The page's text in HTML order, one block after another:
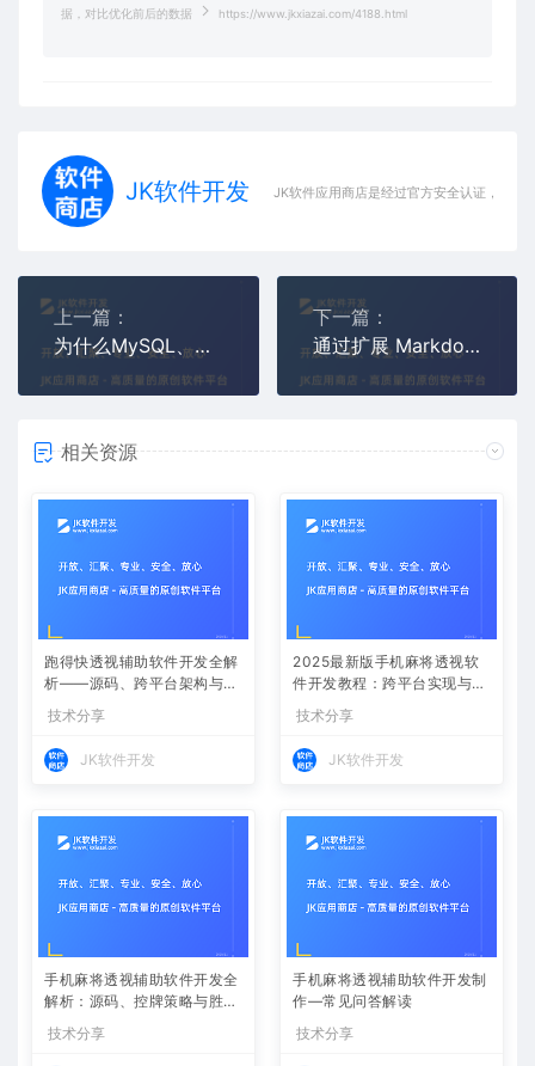
据，对比优化前后的数据 https://www.jkxiazai.com/4188.html
JK软件开发 JK软件应用商店是经过官方安全认证，保障
上一篇：
为什么MySQL、MongoDB、Clickhouse都用，分别用在什么场景
下一篇：
通过扩展 Markdown 渲染规则和使用正则表达式，我们为用户提供了更加简洁的写作体验
相关资源
跑得快透视辅助软件开发全解
析——源码、跨平台架构与控
牌算法
技术分享
JK软件开发
2025最新版手机麻将透视软
件开发教程：跨平台实现与安
全防封方案
技术分享
JK软件开发
手机麻将透视辅助软件开发全
解析：源码、控牌策略与胜率
技术分享
手机麻将透视辅助软件开发制
作—常见问答解读
技术分享